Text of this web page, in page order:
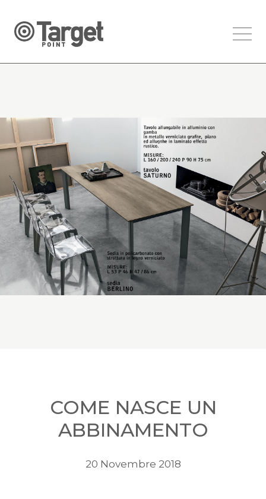
COME NASCE UN
ABBINAMENTO
20 Novembre 2018